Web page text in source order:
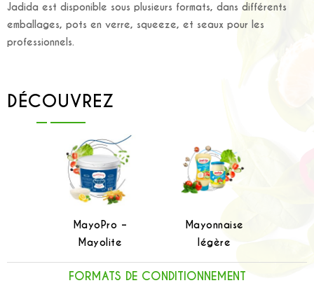
Jadida est disponible sous plusieurs formats, dans différents
emballages, pots en verre, squeeze, et seaux pour les
professionnels.
DÉCOUVREZ
MayoPro –
Mayolite
Mayonnaise
légère
FORMATS DE CONDITIONNEMENT